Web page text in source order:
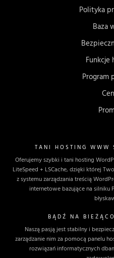
Polityka
Baza
Funkcje
Program
TANI HOSTING WWW
Oferujemy szybki i tani hosting
LiteSpeed + LSCache, dzięki której
z systemu zarządzania treścią
internetowe bazujące na silniku
BĄDŹ NA
Naszą pasją jest stabilny i
zarządzanie nim za pomocą panelu
rozwiązań informatycznych